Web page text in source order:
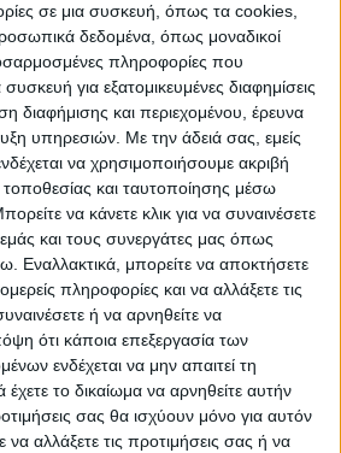
σε μια συσκευή, όπως τα cookies,
δεδομένα, όπως μοναδικοί
πληροφορίες που
για εξατομικευμένες διαφημίσεις
διαφήμισης και περιεχομένου, έρευνα
υπηρεσιών. Με την άδειά σας, εμείς
να χρησιμοποιήσουμε ακριβή
και ταυτοποίησης μέσω
να κάνετε κλικ για να συναινέσετε
και τους συνεργάτες μας όπως
Εναλλακτικά, μπορείτε να αποκτήσετε
πληροφορίες και να αλλάξετε τις
ή να αρνηθείτε να
ότι κάποια επεξεργασία των
ενδέχεται να μην απαιτεί τη
το δικαίωμα να αρνηθείτε αυτήν
σας θα ισχύουν μόνο για αυτόν
αλλάξετε τις προτιμήσεις σας ή να
ΝΕΟΣ ΑΓΩΝ
https://neosagon.gr
Πρωινή Εφημερίδα της Καρδίτσας